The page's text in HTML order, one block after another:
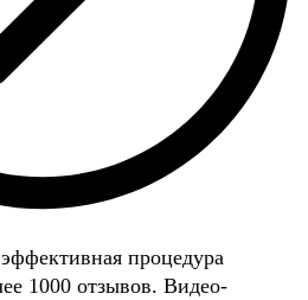
процедура
1000 отзывов. Видео-